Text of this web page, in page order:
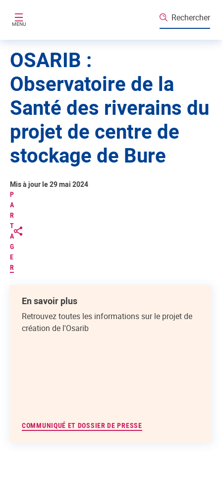
MENU
Rechercher
OSARIB :
Observatoire de la
Santé des riverains du
projet de centre de
stockage de Bure
P
A
R
T
A
G
E
R
Mis à jour le 29 mai 2024
En savoir plus
Retrouvez toutes les informations sur le projet de
création de l'Osarib
COMMUNIQUÉ ET DOSSIER DE PRESSE